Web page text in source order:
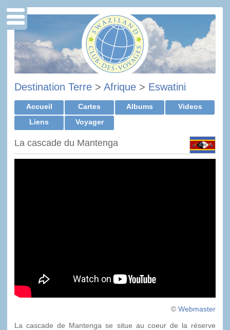
Destination Terre > Afrique > Eswatini
Accueil Cartes Albums
Videos
Liens
Voyager
La cascade du Mantenga
© Webmaster
La cascade de Mantenga se situe au coeur de la réserve